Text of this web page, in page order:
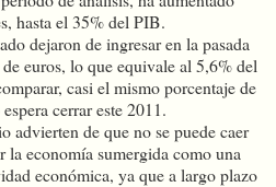
hasta el 35% del PIB.
dejaron de ingresar en la pasada
euros, lo que equivale al 5,6% del
casi el mismo porcentaje de
cerrar este 2011.
advierten de que no se puede caer
la economía sumergida como una
económica, ya que a largo plazo